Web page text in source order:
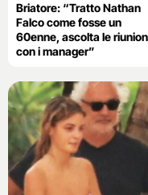
Briatore: “Tratto Nathan
Falco come fosse un
60enne, ascolta le
con i manager”